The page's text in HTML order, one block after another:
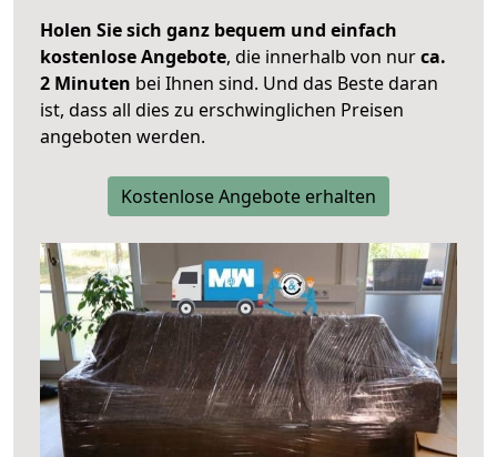
Holen Sie sich ganz bequem und einfach
kostenlose Angebote, die innerhalb von nurca.
2 Minuten bei Ihnen sind. Und das Beste daran
ist, dass all dies zu erschwinglichen Preisen
angeboten werden.
Kostenlose Angebote erhalten